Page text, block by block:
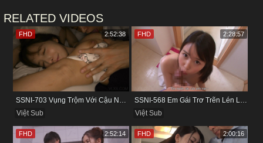
RELATED VIDEOS
SSNI-703 Vụng Trộm Với Cậu Nhân Viên Ngay Bên Cạnh Chồng
Việt Sub
FHD 2:52:38
SSNI-568 Em Gái Trơ Trẽn Lén Lút Vụng Trộm Với Bồ Của Chị
Việt Sub
FHD 2:28:57
FHD 2:52:14 FHD 2:00:16